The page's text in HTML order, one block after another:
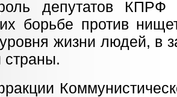
депутатов
борьбе против
жизни людей, в
страны.